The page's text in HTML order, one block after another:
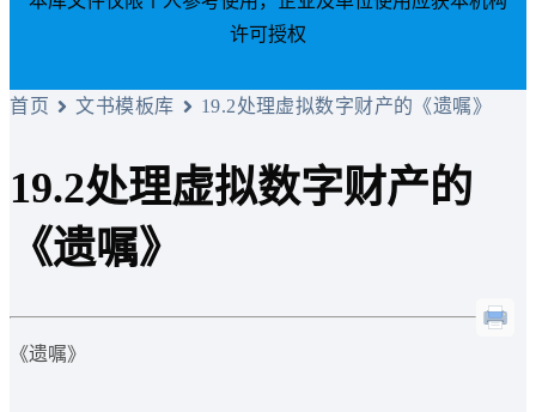
许可授权
首页 文书模板库 19.2处理虚拟数字财产的《遗嘱》
19.2处理虚拟数字财产的
《遗嘱》
《遗嘱》